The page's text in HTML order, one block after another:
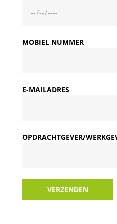
MOBIEL NUMMER
E-MAILADRES
OPDRACHTGEVER/
VERZENDEN